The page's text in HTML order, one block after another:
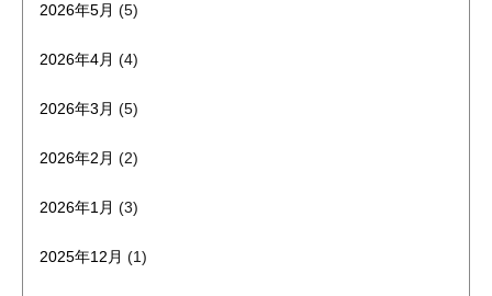
2026年5月 (5)
2026年4月 (4)
2026年3月 (5)
2026年2月 (2)
2026年1月 (3)
2025年12月 (1)